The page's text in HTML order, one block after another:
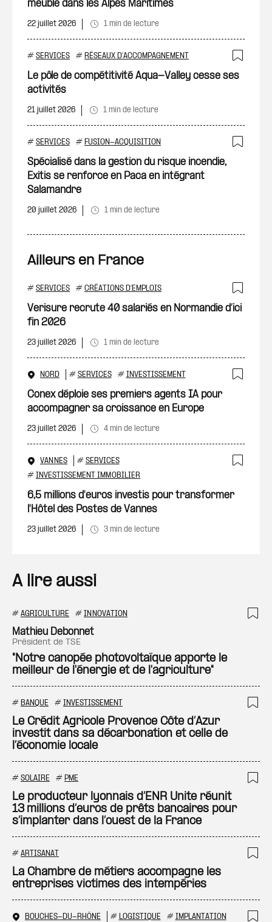
meuble dans les Alpes Maritimes
22 juillet 2026 1 min de lecture
# SERVICES # RÉSEAUX D'ACCOMPAGNEMENT
Le pôle de compétitivité Aqua-Valley cesse ses
activités
21 juillet 2026 1 min de lecture
# SERVICES # FUSION-ACQUISITION
Spécialisé dans la gestion du risque incendie,
Exitis se renforce en Paca en intégrant
Salamandre
20 juillet 2026 1 min de lecture
Ailleurs en France
# SERVICES # CRÉATIONS D'EMPLOIS
Verisure recrute 40 salariés en Normandie d’ici
fin 2026
23 juillet 2026 1 min de lecture
NORD # SERVICES # INVESTISSEMENT
Conex déploie ses premiers agents IA pour
accompagner sa croissance en Europe
23 juillet 2026 4 min de lecture
VANNES # SERVICES
# INVESTISSEMENT IMMOBILIER
6,5 millions d'euros investis pour transformer
l'Hôtel des Postes de Vannes
23 juillet 2026 3 min de lecture
A lire aussi
# AGRICULTURE # INNOVATION
Mathieu Debonnet
président de TSE
"Notre canopée photovoltaïque apporte le
meilleur de l'énergie et de l'agriculture"
# BANQUE # INVESTISSEMENT
Le Crédit Agricole Provence Côte d’Azur
investit dans sa décarbonation et celle de
l’économie locale
# SOLAIRE # PME
Le producteur lyonnais d’ENR Unite réunit
13 millions d’euros de prêts bancaires pour
s’implanter dans l’ouest de la France
# ARTISANAT
La Chambre de métiers accompagne les
entreprises victimes des intempéries
BOUCHES-DU-RHÔNE # LOGISTIQUE # IMPLANTATION